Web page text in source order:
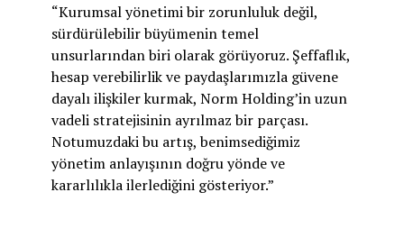
“Kurumsal yönetimi bir zorunluluk değil,
sürdürülebilir büyümenin temel
unsurlarından biri olarak görüyoruz. Şeffaflık,
hesap verebilirlik ve paydaşlarımızla güvene
dayalı ilişkiler kurmak, Norm Holding’in uzun
vadeli stratejisinin ayrılmaz bir parçası.
Notumuzdaki bu artış, benimsediğimiz
yönetim anlayışının doğru yönde ve
kararlılıkla ilerlediğini gösteriyor.”